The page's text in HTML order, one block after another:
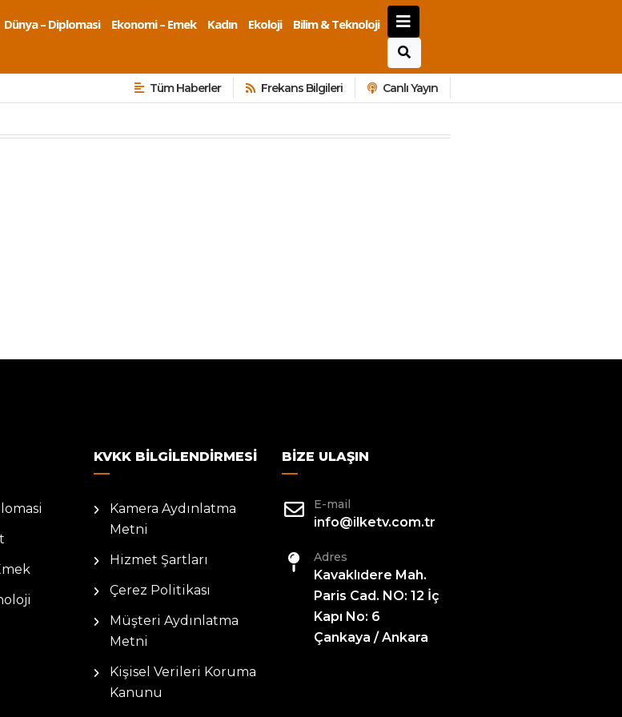
Dünya – Diplomasi Ekonomi – Emek Kadın Ekoloji
Bilim & Teknoloji
Tüm Haberler Frekans Bilgileri Canlı Yayın
KVKK BILGILENDIRMESI
Kamera Aydınlatma
Metni
Hizmet Şartları
Çerez Politikası
Müşteri Aydınlatma
Metni
Kişisel Verileri Koruma
Kanunu
BIZE ULAŞIN
E-mail
info@ilketv.com.tr
Adres
Kavaklıdere Mah.
Paris Cad. NO: 12 İç
Kapı No: 6
Çankaya / Ankara